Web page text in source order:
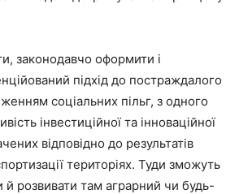
законодавчо оформити і
підхід до постраждалого
соціальних пільг, з одного
інвестиційної та інноваційної
відповідно до результатів
територіях. Туди зможуть
й розвивати там аграрний чи будь-